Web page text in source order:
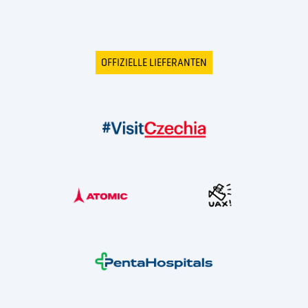
OFFIZIELLE LIEFERANTEN